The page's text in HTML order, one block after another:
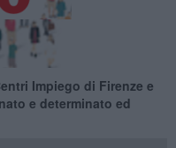
Impiego di Firenze e
e determinato ed